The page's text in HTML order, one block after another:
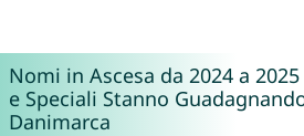
Nomi in Ascesa da 2024 a
e Speciali Stanno
Danimarca